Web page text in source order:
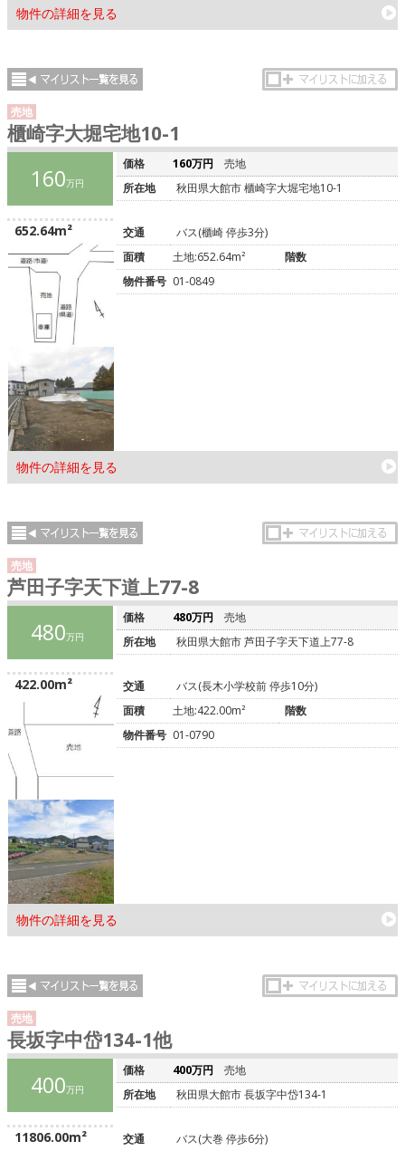
物件の詳細を見る
売地
櫃崎字大堀宅地10-1
160万円
652.64m²
物件の詳細を見る
価格 160万円
売地
所在地
秋田県大館市 櫃崎字大堀宅地10-1
交通
バス(櫃崎 停歩3分)
面積
土地:652.64m²
階数
物件番号 01-0849
売地
芦田子字天下道上77-8
480万円
422.00m²
物件の詳細を見る
価格 480万円
売地
所在地
秋田県大館市 芦田子字天下道上77-8
交通
バス(長木小学校前 停歩10分)
面積
土地:422.00m²
階数
物件番号 01-0790
売地
長坂字中岱134-1他
400万円
11806.00m²
価格 400万円
売地
所在地
秋田県大館市 長坂字中岱134-1
交通
バス(大巻 停歩6分)